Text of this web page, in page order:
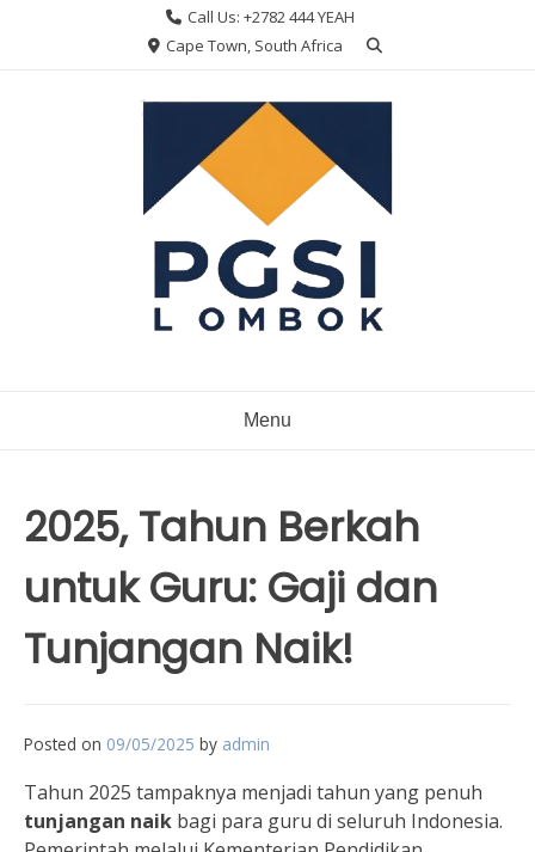
Call Us: +2782 444 YEAH
Cape Town, South Africa
Menu
2025, Tahun Berkah
untuk Guru: Gaji dan
Tunjangan Naik!
Posted on 09/05/2025 by admin
Tahun 2025 tampaknya menjadi tahun yang penuh
tunjangan naik bagi para guru di seluruh Indonesia.